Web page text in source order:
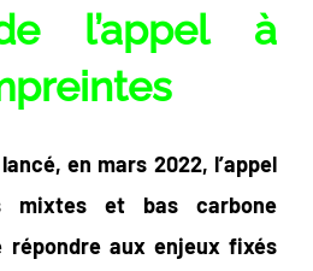
l’appel à
en mars 2022, l’appel
mixtes et bas carbone
répondre aux enjeux fixés